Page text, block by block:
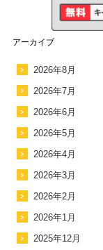
アーカイブ
2026年8月
2026年7月
2026年6月
2026年5月
2026年4月
2026年3月
2026年2月
2026年1月
2025年12月